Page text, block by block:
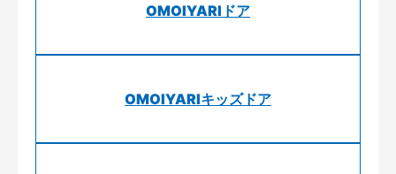
OMOIYARIドア
OMOIYARIキッズドア